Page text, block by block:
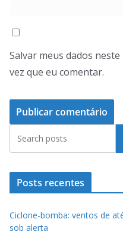
Salvar meus dados
vez que eu comentar.
Posts recentes
Ciclone-bomba: ventos de
sob alerta